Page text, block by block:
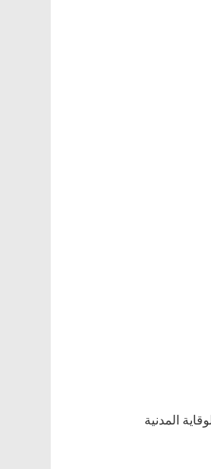
المدنية